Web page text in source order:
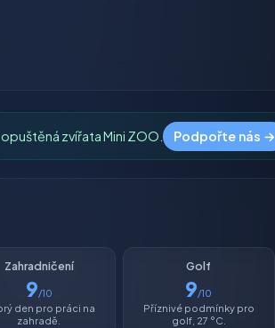
zvířata Mini ZOO. Podpořte nás →
Zahradničení
9/10
den pro práci na
zahradě.
Golf
9/10
Příznivé podmínky pro
golf, 27 °C.